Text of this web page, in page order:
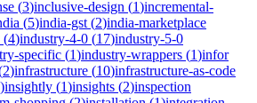
(3)inclusive-design (1)incremental-
(5)india-gst (2)india-marketplace
(4)industry-4-0 (17)industry-5-0
specific (1)industry-wrappers (1)infor
2)infrastructure (10)infrastructure-as-code
)insightly (1)insights (2)inspection